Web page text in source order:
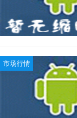
市场行情